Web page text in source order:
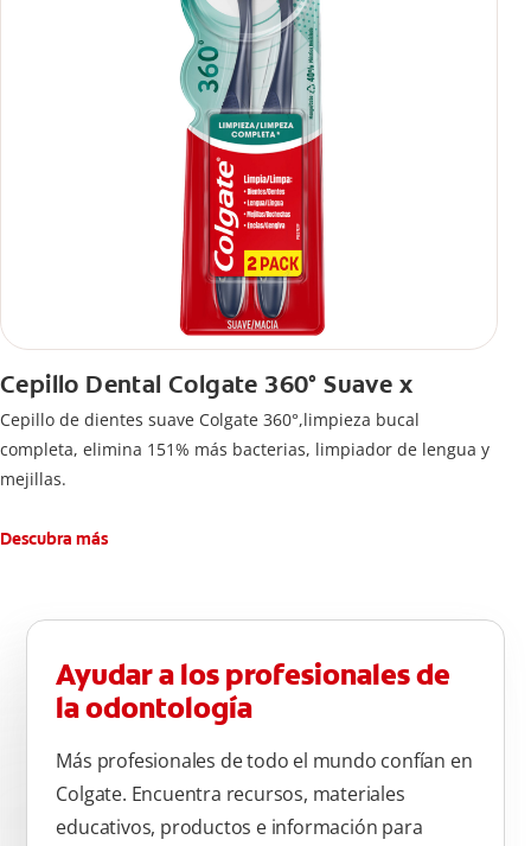
Cepillo Dental Colgate 360° Suave x
Cepillo de dientes suave Colgate 360°,limpieza bucal
completa, elimina 151% más bacterias, limpiador de lengua y
mejillas.
Descubra más
Ayudar a los profesionales de
la odontología
Más profesionales de todo el mundo confían en
Colgate. Encuentra recursos, materiales
educativos, productos e información para